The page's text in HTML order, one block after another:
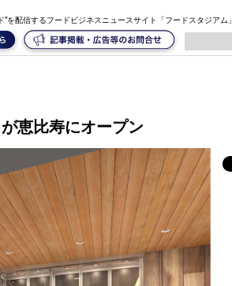
を配信するフードビジネスニュースサイト「フードスタジアム」
恵比寿にオープン